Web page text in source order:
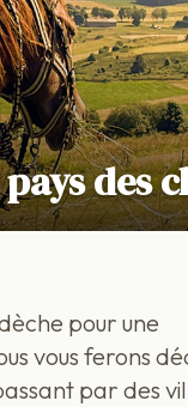
des
pour une
vous ferons
par des